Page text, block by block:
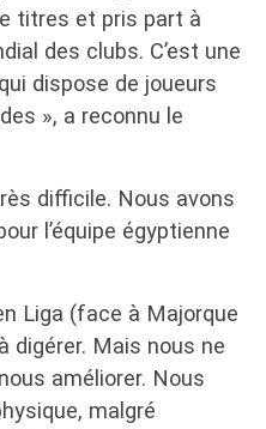
titres et pris part à
des clubs. C’est une
dispose de joueurs
», a reconnu le
difficile. Nous avons
l’équipe égyptienne
Liga (face à Majorque
digérer. Mais nous ne
améliorer. Nous
malgré